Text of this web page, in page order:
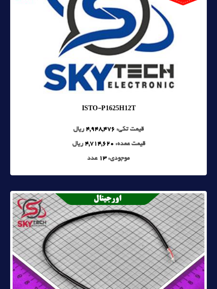
ISTO-P1625H12T
قیمت تکی: 4,948,476 ریال
قیمت عمده: 4,714,620 ریال
موجودی:13 عدد